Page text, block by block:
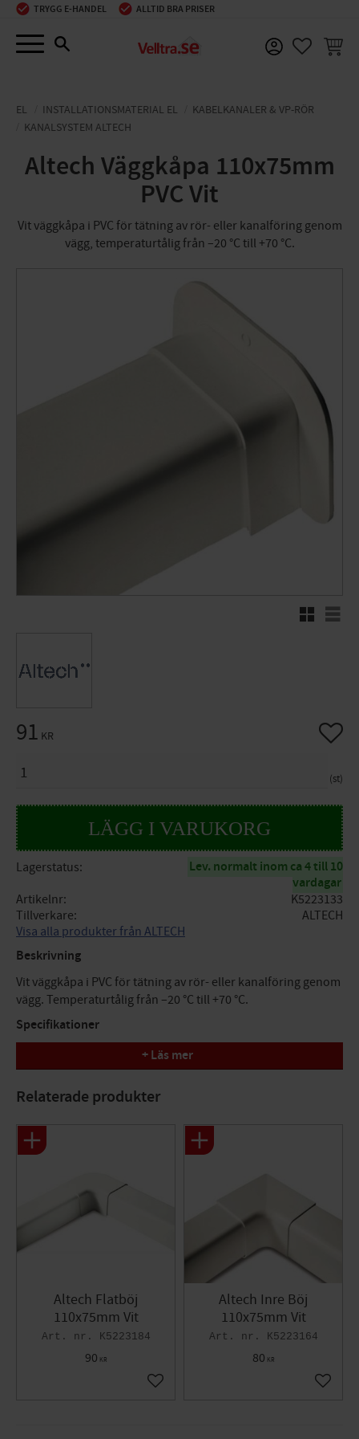
Meny
TRYGG E-HANDEL ALLTID BRA PRISER
EL INSTALLATIONSMATERIAL EL
KABELKANALER & VP-RÖR
KANALSYSTEM ALTECH
Altech Väggkåpa 110x75mm
PVC Vit
Vit väggkåpa i PVC för tätning av rör- eller kanalföring genom
vägg, temperaturtålig från –20 °C till +70 °C.
Rutnätsvy
91 KR
st
Lägg
Lagerstatus
Lev. normalt inom ca 4 till 10
vardagar
Artikelnr
K5223133
Tillverkare
ALTECH
Visa alla produkter från ALTECH
Beskrivning
Vit väggkåpa i PVC för tätning av rör- eller kanalföring genom
vägg. Temperaturtålig från –20 °C till +70 °C.
Specifikationer
Material: PVC (polyvinylklorid)
Färg: Vit
Temperaturområde: -20/+70 °C
+ Läs mer
Relaterade produkter
Altech Flatböj
110x75mm Vit
K5223184
90 KR
Lägg till i favoriter
Altech Inre Böj
110x75mm Vit
K5223164
80 KR
Lägg